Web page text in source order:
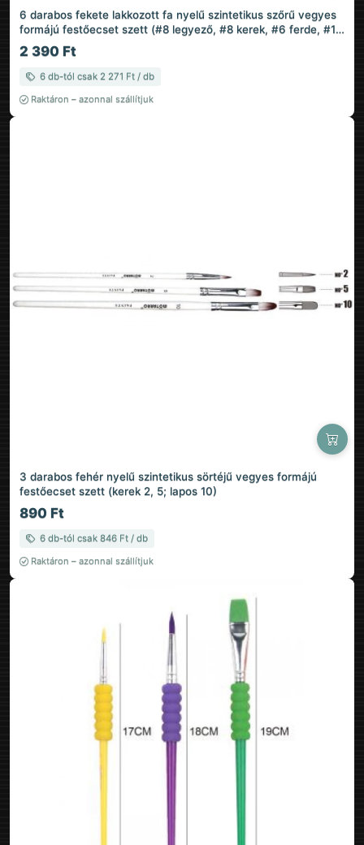
6 darabos fekete lakkozott fa nyelű szintetikus szőrű vegyes
formájú festőecset szett (#8 legyező, #8 kerek, #6 ferde, #10
lapos, #10 filbert, #16 lapos)
2 390 Ft
6 db-tól csak 2 271 Ft / db
Raktáron – azonnal szállítjuk
3 darabos fehér nyelű szintetikus sörtéjű vegyes formájú
festőecset szett (kerek 2, 5; lapos 10)
890 Ft
6 db-tól csak 846 Ft / db
Raktáron – azonnal szállítjuk